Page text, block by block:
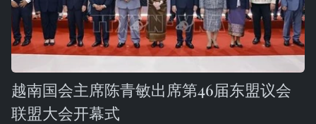
越南国会主席陈青敏出席第46届东盟议会
联盟大会开幕式